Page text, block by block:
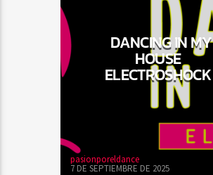
DANCING IN MY
HOUSE
ELECTROSHOCK
pasionporeldance
7 DE SEPTIEMBRE DE 2025